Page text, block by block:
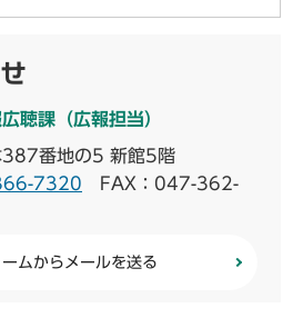
聴課（広報担当）
387番地の5 新館5階
7320 FAX：047-362-
ムからメールを送る